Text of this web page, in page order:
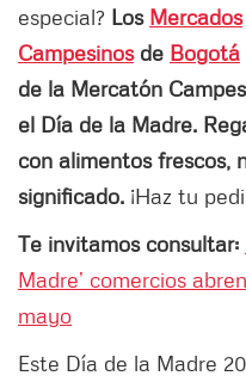
especial? Los Mercados
Campesinosde Bogotá
de la Mercatón
el Día de la Madre.
con alimentos frescos,
significado. ¡Haz tu
Te invitamos consultar:
Madre’ comercios
mayo
Este Día de la Madre